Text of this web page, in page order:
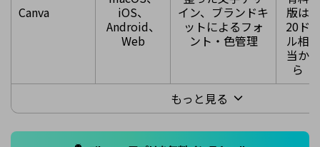
Canva
iOS、
Android、
Web
イン、ブランドキ
ットによるフォ
ント・色管理
版は
20ド
ル相
当か
ら
もっと見る